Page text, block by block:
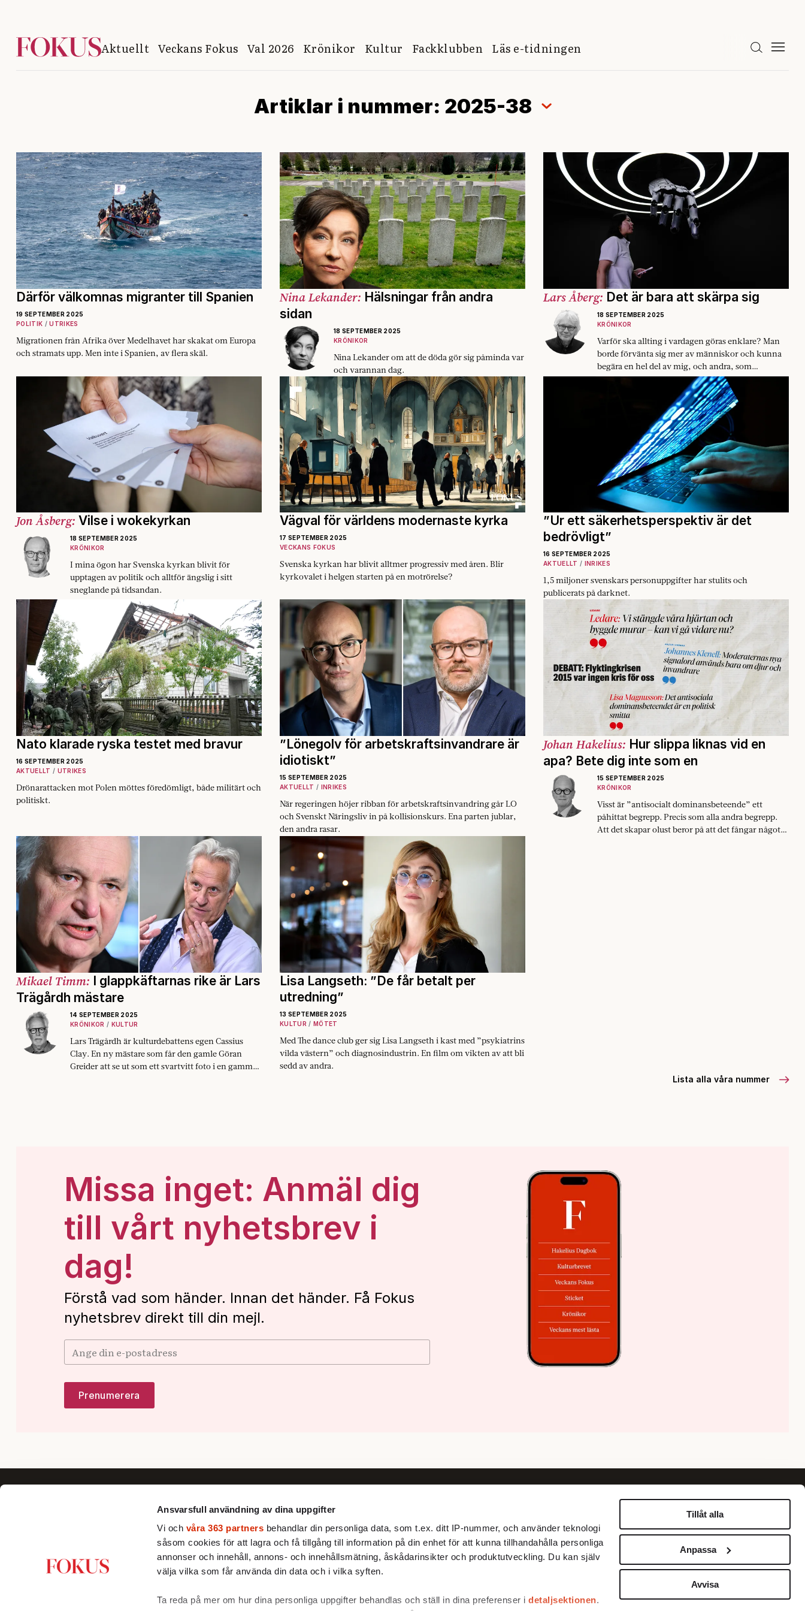
Ansvarsfull användning av dina uppgifter
Vi och våra 363 partners behandlar din personliga data, som t.ex. ditt IP-nummer, och använder teknologi
såsom cookies för att lagra och få tillgång till information på din enhet för att kunna tillhandahålla personliga
annonser och innehåll, annons- och innehållsmätning, åskådarinsikter och produktutveckling. Du kan själv
välja vilka som får använda din data och i vilka syften.
Ta reda på mer om hur dina personliga uppgifter behandlas och ställ in dina preferenser idetaljsektionen.
Tillåt alla
Anpassa
Avvisa
Aktuellt Veckans Fokus Val 2026 Krönikor Kultur Fackklubben Läs e-tidningen
Artiklar i nummer: 2025-38
Därför välkomnas migranter till Spanien
19 SEPTEMBER 2025
POLITIK
UTRIKES
Migrationen från Afrika över Medelhavet har skakat om Europa
och stramats upp. Men inte i Spanien, av flera skäl.
Nina Lekander: Hälsningar från andra
sidan
18 SEPTEMBER 2025
KRÖNIKOR
Nina Lekander om att de döda gör sig påminda var
och varannan dag.
Lars Åberg: Det är bara att skärpa sig
18 SEPTEMBER 2025
KRÖNIKOR
Varför ska allting i vardagen göras enklare? Man
borde förvänta sig mer av människor och kunna
begära en hel del av mig, och andra, som
medborgare.
Jon Åsberg: Vilse i wokekyrkan
18 SEPTEMBER 2025
KRÖNIKOR
I mina ögon har Svenska kyrkan blivit för
upptagen av politik och alltför ängslig i sitt
sneglande på tidsandan.
Vägval för världens modernaste kyrka
17 SEPTEMBER 2025
VECKANS FOKUS
Svenska kyrkan har blivit alltmer progressiv med åren. Blir
kyrkovalet i helgen starten på en motrörelse?
”Ur ett säkerhetsperspektiv är det
bedrövligt”
16 SEPTEMBER 2025
AKTUELLT
INRIKES
1,5 miljoner svenskars personuppgifter har stulits och
publicerats på darknet.
Nato klarade ryska testet med bravur
16 SEPTEMBER 2025
AKTUELLT
UTRIKES
Drönarattacken mot Polen möttes föredömligt, både militärt och
politiskt.
”Lönegolv för arbetskraftsinvandrare är
idiotiskt”
15 SEPTEMBER 2025
AKTUELLT
INRIKES
När regeringen höjer ribban för arbetskraftsinvandring går LO
och Svenskt Näringsliv in på kollisionskurs. Ena parten jublar,
den andra rasar.
Johan Hakelius: Hur slippa liknas vid en
apa? Bete dig inte som en
15 SEPTEMBER 2025
KRÖNIKOR
Visst är ”antisocialt dominansbeteende” ett
påhittat begrepp. Precis som alla andra begrepp.
Att det skapar olust beror på att det fångar något
Mikael Timm: I glappkäftarnas rike är Lars
Trägårdh mästare
14 SEPTEMBER 2025
KRÖNIKOR
KULTUR
Lars Trägårdh är kulturdebattens egen Cassius
Clay. En ny mästare som får den gamle Göran
Greider att se ut som ett svartvitt foto i en gammal
Lisa Langseth: ”De får betalt per
utredning”
13 SEPTEMBER 2025
KULTUR
MÖTET
Med The dance club ger sig Lisa Langseth i kast med ”psykiatrins
vilda västern” och diagnosindustrin. En film om vikten av att bli
sedd av andra.
Lista alla våra nummer
Missa inget: Anmäl dig
till vårt nyhetsbrev i
dag!
Förstå vad som händer. Innan det händer. Få Fokus
nyhetsbrev direkt till din mejl.
Fokus förklarar, fördjupar och ger nya
perspektiv till dig som vill se bortom
det dagsaktuella och förstå Sverige
Facebook
X
Om Fokus
Annonsera
Prenumerera
Information
Personuppgiftspolicy
Betalningar med Klarna
Kundservice